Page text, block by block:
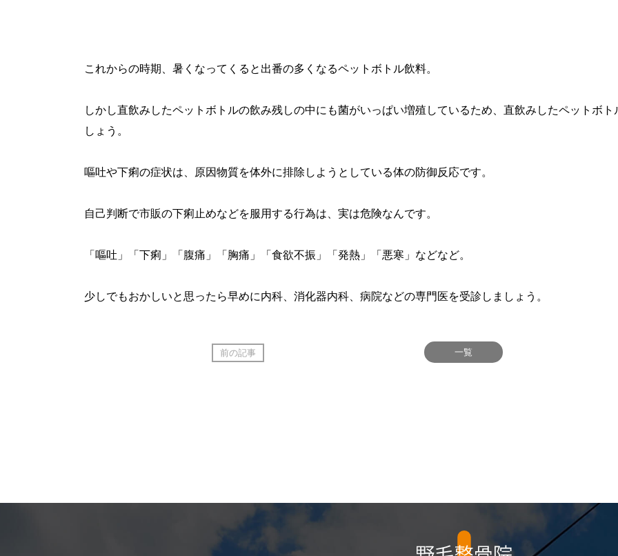
これからの時期、暑くなってくると出番の多くなるペットボトル飲料。
しかし直飲みしたペットボトルの飲み残しの中にも菌がいっぱい増殖しているため、直飲みしたペットボ
しょう。
嘔吐や下痢の症状は、原因物質を体外に排除しようとしている体の防御反応です。
自己判断で市販の下痢止めなどを服用する行為は、実は危険なんです。
「嘔吐」「下痢」「腹痛」「胸痛」「食欲不振」「発熱」「悪寒」などなど。
少しでもおかしいと思ったら早めに内科、消化器内科、病院などの専門医を受診しましょう。
前の記事 一覧